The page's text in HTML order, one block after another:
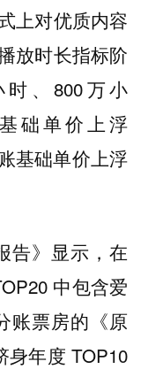
上对优质内容
放时长指标阶
、800万小
础单价上浮
基础单价上浮
告》显示，在
中包含爱
账票房的《原
身年度 TOP10